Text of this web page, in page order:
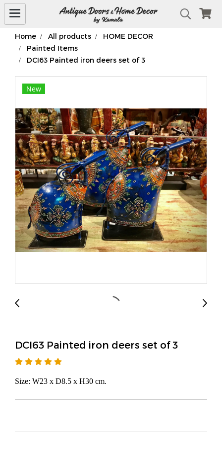
Home All products
HOME DECOR
Painted Items
DCI63 Painted iron deers set of 3
New
DCI63 Painted iron deers set of 3
Size: W23 x D8.5 x H30 cm.